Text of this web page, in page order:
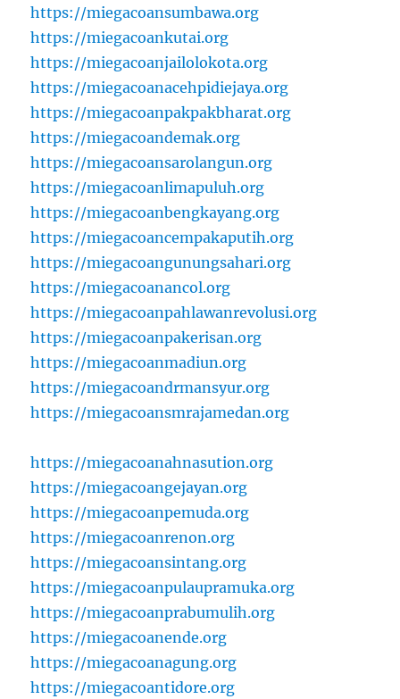
https://miegacoansumbawa.org
https://miegacoankutai.org
https://miegacoanjailolokota.org
https://miegacoanacehpidiejaya.org
https://miegacoanpakpakbharat.org
https://miegacoandemak.org
https://miegacoansarolangun.org
https://miegacoanlimapuluh.org
https://miegacoanbengkayang.org
https://miegacoancempakaputih.org
https://miegacoangunungsahari.org
https://miegacoanancol.org
https://miegacoanpahlawanrevolusi.org
https://miegacoanpakerisan.org
https://miegacoanmadiun.org
https://miegacoandrmansyur.org
https://miegacoansmrajamedan.org
https://miegacoanahnasution.org
https://miegacoangejayan.org
https://miegacoanpemuda.org
https://miegacoanrenon.org
https://miegacoansintang.org
https://miegacoanpulaupramuka.org
https://miegacoanprabumulih.org
https://miegacoanende.org
https://miegacoanagung.org
https://miegacoantidore.org